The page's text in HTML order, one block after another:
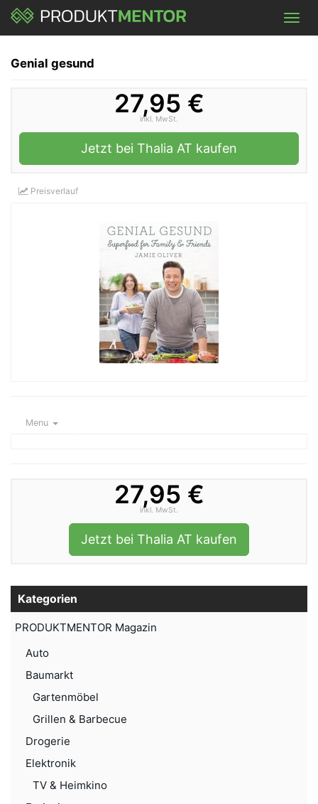
Skip
main
Genial gesund
27,95 €
inkl. MwSt.
Jetzt bei Thalia AT kaufen
Preisverlauf
Menu
27,95 €
inkl. MwSt.
Jetzt bei Thalia AT kaufen
Kategorien
PRODUKTMENTOR Magazin
Auto
Baumarkt
Gartenmöbel
Grillen & Barbecue
Drogerie
Elektronik
TV & Heimkino